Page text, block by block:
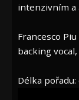
intenzivním a
Francesco
backing
Délka